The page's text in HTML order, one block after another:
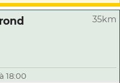
35km
18:00